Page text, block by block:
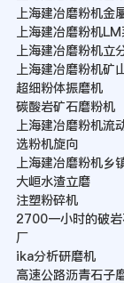
上海建冶磨粉机金
上海建冶磨粉机
上海建冶磨粉机立
上海建冶磨粉机矿
超细粉体振磨机
碳酸岩矿石磨粉机
上海建冶磨粉机流
选粉机旋向
上海建冶磨粉机乡
大峘水渣立磨
注塑粉碎机
2700一小时的破
厂
ika分析研磨机
高速公路沥青石子